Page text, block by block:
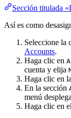
Sección titulada
Así es como
Seleccione la
Accounts.
Haga clic en
cuenta y elija
Haga clic en
En la sección
menú
Haga clic en